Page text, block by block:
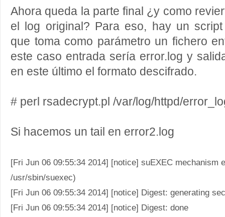
Ahora queda la parte final ¿y como
el log original? Para eso, hay un
que toma como parámetro un fichero
este caso entrada sería error.log y
en este último el formato descifrado.
# perl rsadecrypt.pl /var/log/httpd/
Si hacemos un tail en error2.log
[Fri Jun 06 09:55:34 2014] [notice] suEXEC mechanism
/usr/sbin/suexec)
[Fri Jun 06 09:55:34 2014] [notice] Digest: generating
[Fri Jun 06 09:55:34 2014] [notice] Digest: done